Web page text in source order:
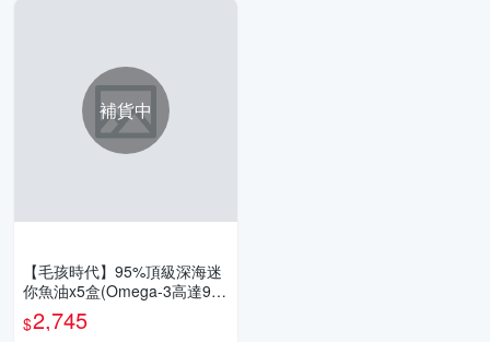
補貨中
【毛孩時代】95%頂級深海迷
你魚油x5盒(Omega-3高達9
5%、24項國際專利、專利SP
D去腥味技術)
$2,745